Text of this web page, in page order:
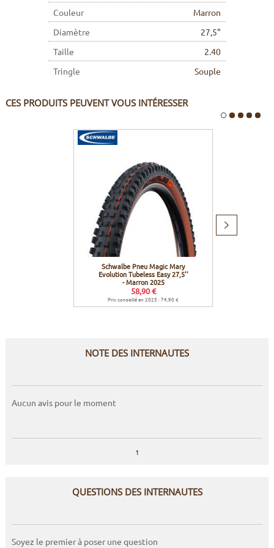
Couleur
Marron
Diamètre
27,5"
Taille
2.40
Tringle
Souple
CES PRODUITS PEUVENT VOUS INTÉRESSER
Schwalbe Pneu Magic Mary
Evolution Tubeless Easy 27,5''
- Marron 2025
58,90 €
Prix conseillé en 2025 : 74,90 €
Produit
NOTE DES INTERNAUTES
Aucun avis pour le moment
1
QUESTIONS DES INTERNAUTES
Soyez le premier à poser une question